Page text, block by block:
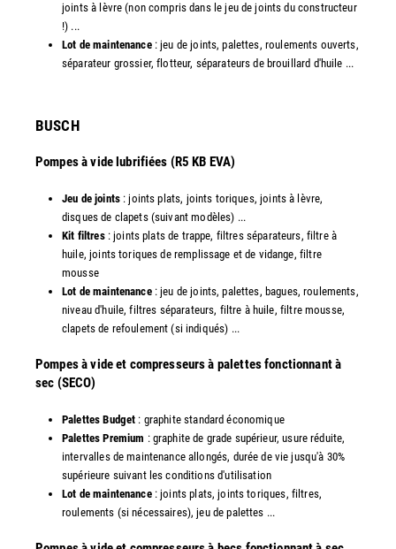
joints à lèvre (non compris dans le jeu de joints du constructeur
!) ...
Lot de maintenance: jeu de joints, palettes, roulements ouverts,
séparateur grossier, flotteur, séparateurs de brouillard d'huile ...
​BUSCH
Pompes à vide lubrifiées (R5 KB EVA)
Jeu de joints : joints plats, joints toriques, joints à lèvre,
disques de clapets (suivant modèles) ...
Kit filtres: joints plats de trappe, filtres séparateurs, filtre à
huile, joints toriques de remplissage et de vidange, filtre
mousse
Lot de maintenance: jeu de joints, palettes, bagues, roulements,
niveau d'huile, filtres séparateurs, filtre à huile, filtre mousse,
clapets de refoulement (si indiqués) ...
​Pompes à vide et compresseurs à palettes fonctionnant à
sec (SECO)
Palettes Budget : graphite standard économique
Palettes Premium : graphite de grade supérieur, usure réduite,
intervalles de maintenance allongés, durée de vie jusqu'à 30%
supérieure suivant les conditions d'utilisation
Lot de maintenance: joints plats, joints toriques, filtres,
roulements (si nécessaires), jeu de palettes ...